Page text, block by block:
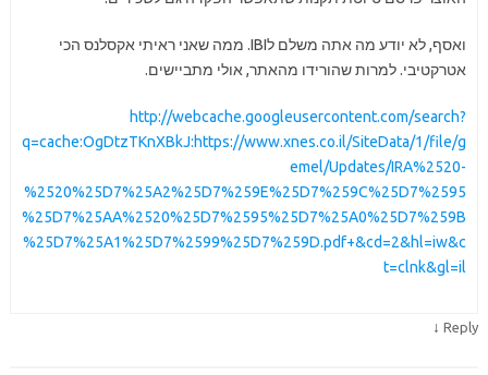
ואסף, לא יודע מה אתה משלם לIBI. ממה שאני ראיתי אקסלנס הכי
אטרקטיבי. למרות שהורידו מהאתר, אולי מתביישים.
http://webcache.googleusercontent.com/search?
q=cache:OgDtzTKnXBkJ:https://www.xnes.co.il/SiteData/1/file/g
emel/Updates/IRA%2520-
%2520%25D7%25A2%25D7%259E%25D7%259C%25D7%2595
%25D7%25AA%2520%25D7%2595%25D7%25A0%25D7%259B
%25D7%25A1%25D7%2599%25D7%259D.pdf+&cd=2&hl=iw&c
t=clnk&gl=il
Reply
↓